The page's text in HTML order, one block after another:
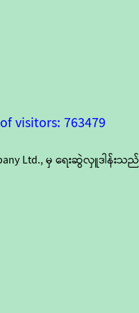
visitors: 763479
Ltd., မှ ရေးဆွဲလှူဒါန်းသည်